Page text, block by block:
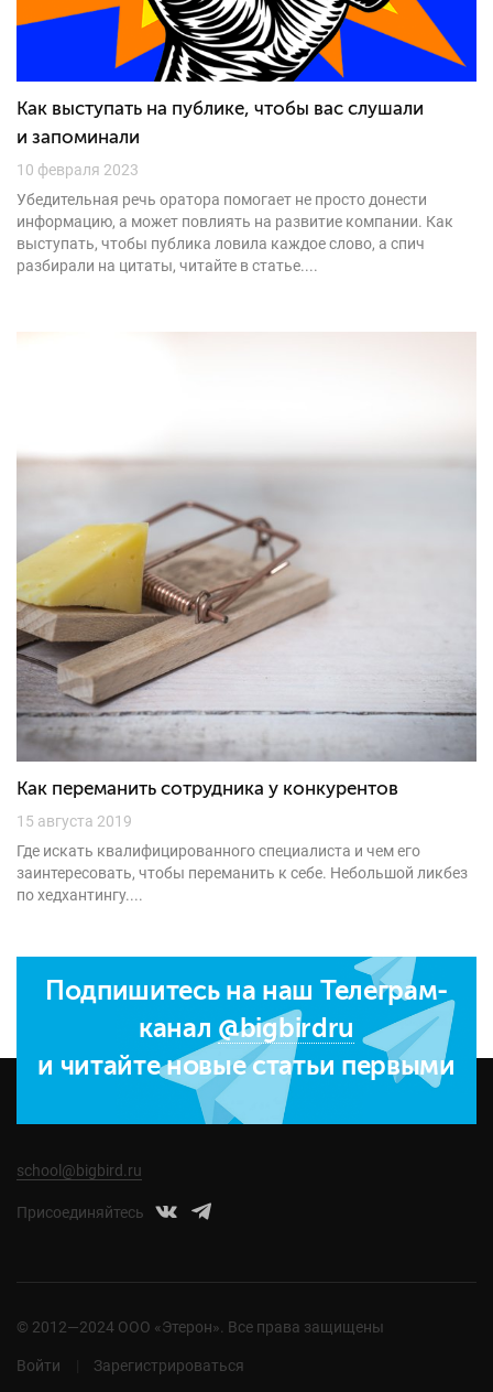
Как выступать на публике, чтобы вас слушали
и запоминали
10 февраля 2023
Убедительная речь оратора помогает не просто донести
информацию, а может повлиять на развитие компании. Как
выступать, чтобы публика ловила каждое слово, а спич
разбирали на цитаты, читайте в статье....
Как переманить сотрудника у конкурентов
15 августа 2019
Где искать квалифицированного специалиста и чем его
заинтересовать, чтобы переманить к себе. Небольшой ликбез
по хедхантингу....
Подпишитесь на наш Телеграм-
канал @bigbirdru
и читайте новые статьи первыми
school@bigbird.ru
Присоединяйтесь
© 2012—2024 ООО «Этерон». Все права защищены
Войти Зарегистрироваться